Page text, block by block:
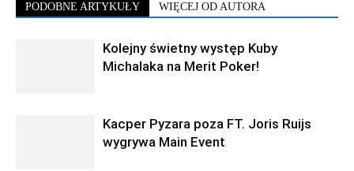
PODOBNE ARTYKUŁY WIĘCEJ OD AUTORA
Kolejny świetny występ Kuby
Michalaka na Merit Poker!
Kacper Pyzara poza FT. Joris Ruijs
wygrywa Main Event